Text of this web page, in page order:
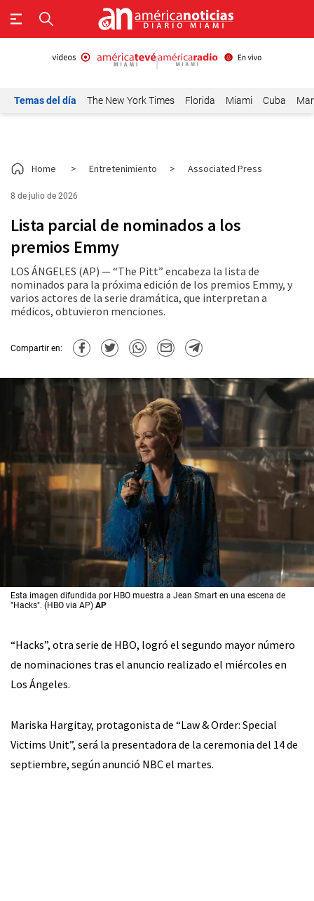
Temas del día The New York Times Florida Miami Cuba
Home > Entretenimiento > Associated Press
8 de julio de 2026
Lista parcial de nominados a los
premios Emmy
LOS ÁNGELES (AP) — “The Pitt” encabeza la lista de
nominados para la próxima edición de los premios Emmy, y
varios actores de la serie dramática, que interpretan a
médicos, obtuvieron menciones.
Compartir en:
Esta imagen difundida por HBO muestra a Jean Smart en una escena de
"Hacks". (HBO via AP) AP
“Hacks”, otra serie de HBO, logró el segundo mayor número
de nominaciones tras el anuncio realizado el miércoles en
Los Ángeles.
Mariska Hargitay, protagonista de “Law & Order: Special
Victims Unit”, será la presentadora de la ceremonia del 14 de
septiembre, según anunció NBC el martes.